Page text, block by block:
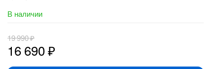
В наличии
16 690₽
19 990₽